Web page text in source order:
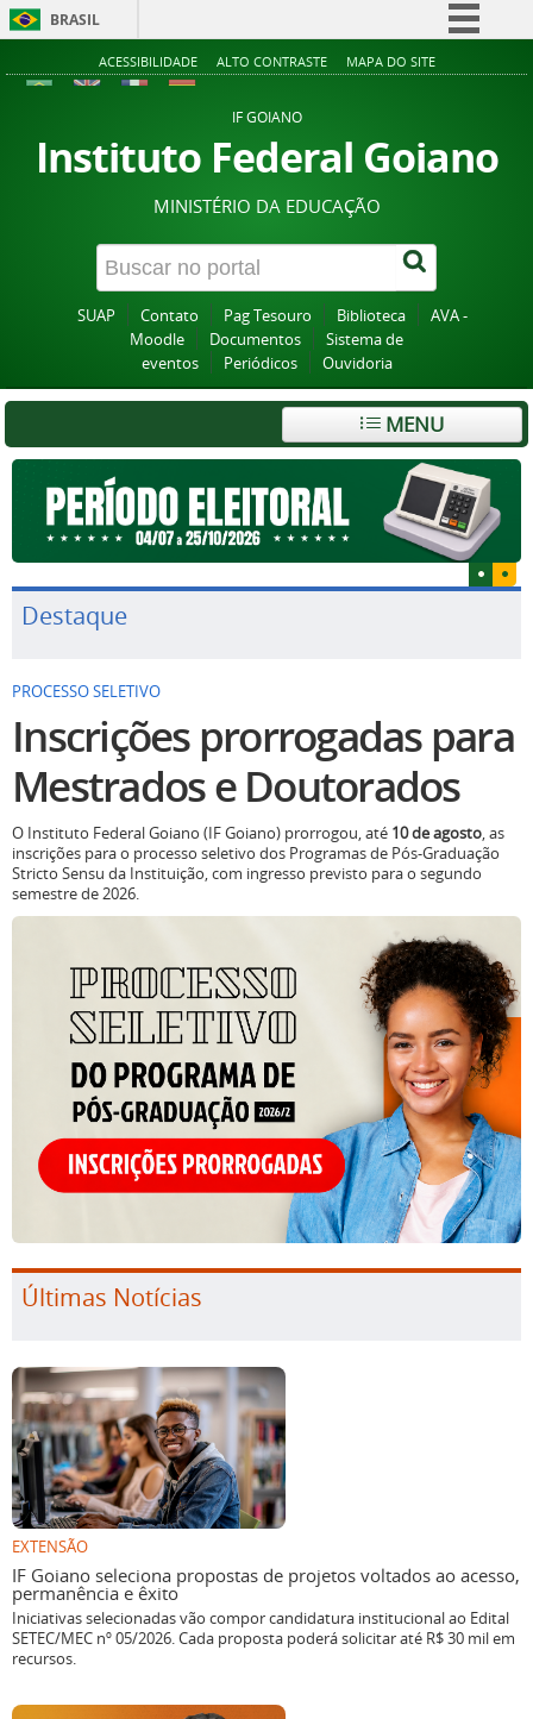
BRASIL
Simplifique!
Acesso à informação
Legislação
Canais
ACESSIBILIDADE ALTO CONTRASTE MAPA DO SITE
IF GOIANO
Instituto Federal Goiano
MINISTÉRIO DA EDUCAÇÃO
SUAP Contato Pag Tesouro Biblioteca
AVA -
Moodle
Documentos
Sistema de
eventos
Periódicos Ouvidoria
MENU
Destaque
PROCESSO SELETIVO
Inscrições prorrogadas para
Mestrados e Doutorados
O Instituto Federal Goiano (IF Goiano) prorrogou, até 10 de agosto, as
inscrições para o processo seletivo dos Programas de Pós-Graduação
Stricto Sensu da Instituição, com ingresso previsto para o segundo
semestre de 2026.
Últimas Notícias
EXTENSÃO
IF Goiano seleciona propostas de projetos voltados ao acesso,
permanência e êxito
Iniciativas selecionadas vão compor candidatura institucional ao Edital
SETEC/MEC nº 05/2026. Cada proposta poderá solicitar até R$ 30 mil em
recursos.